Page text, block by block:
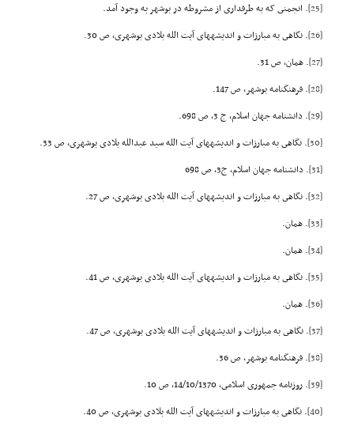
[25]
. انجمنى که به طرفدارى از مشروطه در بوشهر به وجود آمد.
[26]
. نگاهى به مبارزات و اندیشههاى آیت الله بلادى بوشهرى، ص 30.
[27]
. همان، ص 31.
[28]
. فرهنگنامه بوشهر، ص 147.
[29]
. دانشنامه جهان اسلام، ج 3، ص 698.
[30]
. نگاهى به مبارزات و اندیشههاى آیت الله سید عبدالله بلادى بوشهرى، ص 33.
[31]
. دانشنامه جهان اسلام، ج3، ص 698
[32]
. نگاهى به مبارزات و اندیشههاى آیت الله بلادى بوشهرى، ص 27.
[33]
. همان.
[34]
. همان.
[35]
. نگاهى به مبارزات و اندیشههاى آیت الله بلادى بوشهرى، ص 41.
[36]
. همان.
[37]
. نگاهى به مبارزات و اندیشههاى آیت الله بلادى بوشهرى، ص 47.
[38]
. فرهنگنامه بوشهر، ص 36.
[39]
. روزنامه جمهورى اسلامى، 14/10/1370، ص 10.
[40]
. نگاهى به مبارزات و اندیشههاى آیت الله بلادى بوشهرى، ص 40.